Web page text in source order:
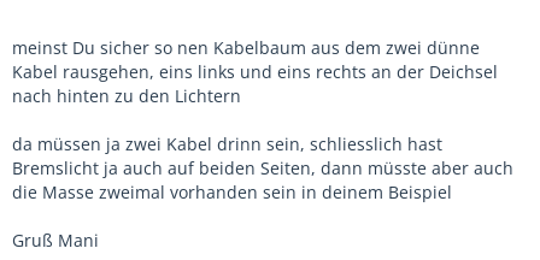
meinst Du sicher so nen Kabelbaum aus dem zwei dünne
Kabel rausgehen, eins links und eins rechts an der Deichsel
nach hinten zu den Lichtern
da müssen ja zwei Kabel drinn sein, schliesslich hast
Bremslicht ja auch auf beiden Seiten, dann müsste aber auch
die Masse zweimal vorhanden sein in deinem Beispiel
Gruß Mani